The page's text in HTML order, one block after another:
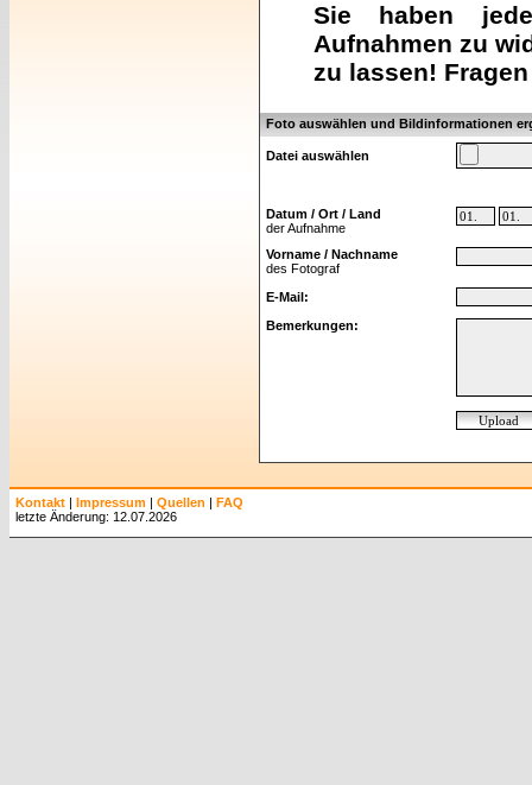
Sie haben
Aufnahmen zu
zu lassen!
Foto auswählen und Bildinformationen
Datei auswählen
Datum / Ort / Land
der Aufnahme
Vorname / Nachname
des Fotograf
E-Mail:
Bemerkungen:
Kontakt | Impressum | Quellen | FAQ
letzte Änderung: 12.07.2026